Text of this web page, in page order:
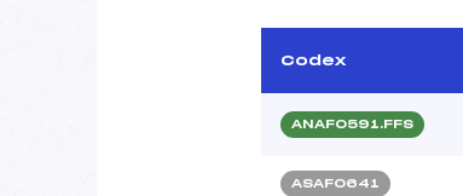
Codex
ANAF0591.FFS
ASAF0641